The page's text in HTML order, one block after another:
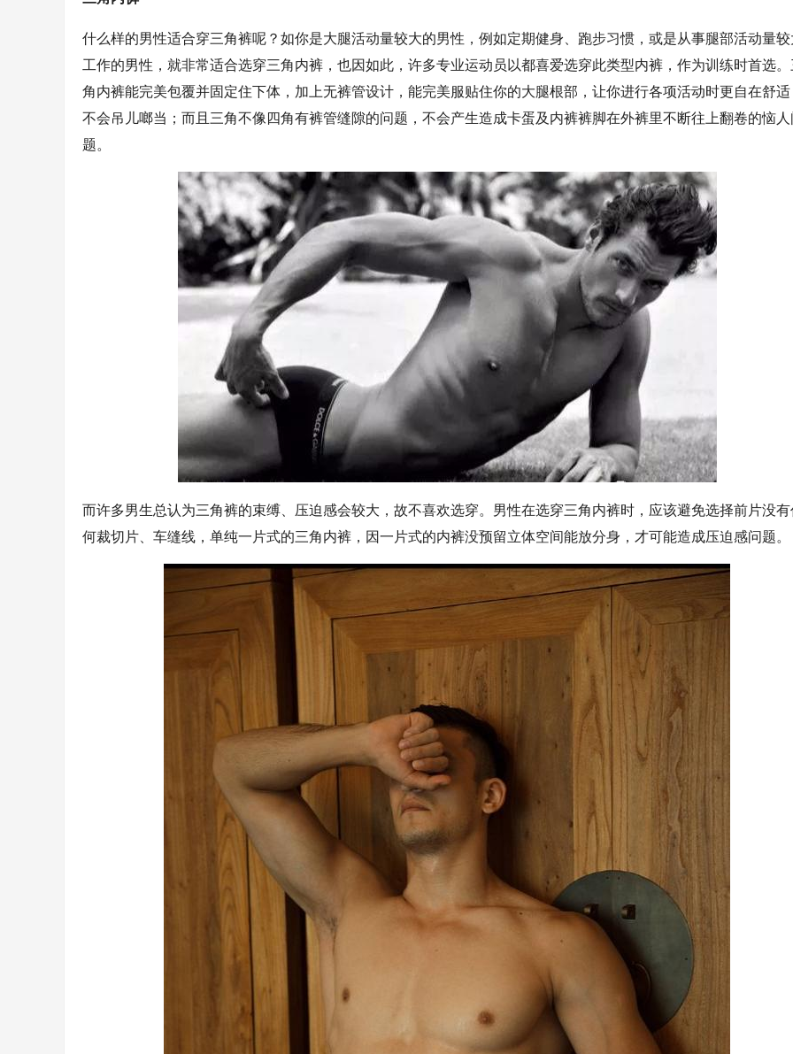
什么样的男性适合穿三角裤呢？如你是大腿活动量较大的男性，例如定期健身、跑步习惯，或是从事腿部活动量较
工作的男性，就非常适合选穿三角内裤，也因如此，许多专业运动员以都喜爱选穿此类型内裤，作为训练时首选。
角内裤能完美包覆并固定住下体，加上无裤管设计，能完美服贴住你的大腿根部，让你进行各项活动时更自在舒适
不会吊儿啷当；而且三角不像四角有裤管缝隙的问题，不会产生造成卡蛋及内裤裤脚在外裤里不断往上翻卷的恼人
题。
而许多男生总认为三角裤的束缚、压迫感会较大，故不喜欢选穿。男性在选穿三角内裤时，应该避免选择前片没
何裁切片、车缝线，单纯一片式的三角内裤，因一片式的内裤没预留立体空间能放分身，才可能造成压迫感问题。